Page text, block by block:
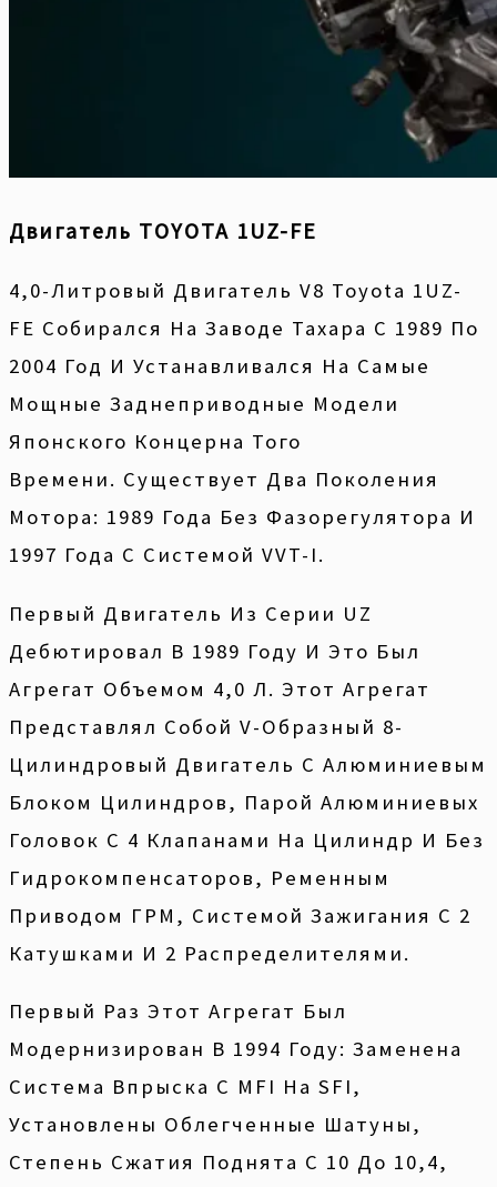
Двигатель TOYOTA 1UZ-FE
4,0-Литровый Двигатель V8 Toyota 1UZ-
FE Собирался На Заводе Тахара С 1989 По
2004 Год И Устанавливался На Самые
Мощные Заднеприводные Модели
Японского Концерна Того
Времени. Существует Два Поколения
Мотора: 1989 Года Без Фазорегулятора И
1997 Года С Системой VVT-I.
Первый Двигатель Из Серии UZ
Дебютировал В 1989 Году И Это Был
Агрегат Объемом 4,0 Л. Этот Агрегат
Представлял Собой V-Образный 8-
Цилиндровый Двигатель С Алюминиевым
Блоком Цилиндров, Парой Алюминиевых
Головок С 4 Клапанами На Цилиндр И Без
Гидрокомпенсаторов, Ременным
Приводом ГРМ, Системой Зажигания С 2
Катушками И 2 Распределителями.
Первый Раз Этот Агрегат Был
Модернизирован В 1994 Году: Заменена
Система Впрыска С MFI На SFI,
Установлены Облегченные Шатуны,
Степень Сжатия Поднята С 10 До 10,4,